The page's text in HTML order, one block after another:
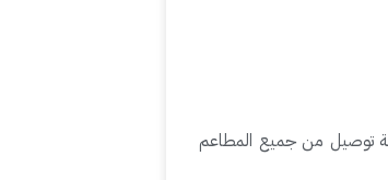
توصيل من جميع المطاعم